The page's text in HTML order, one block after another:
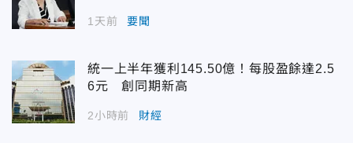
1天前 要聞
統一上半年獲利145.50億！每股盈餘達2.5
6元 創同期新高
2小時前 財經